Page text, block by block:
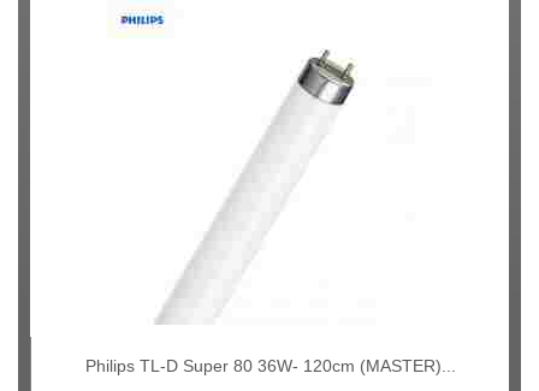
Philips TL-D Super 80 36W- 120cm (MASTER)...